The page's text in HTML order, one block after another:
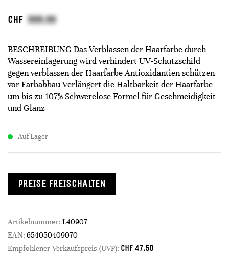
CHF
BESCHREIBUNG Das Verblassen der Haarfarbe durch
Wassereinlagerung wird verhindert UV-Schutzschild
gegen verblassen der Haarfarbe Antioxidantien schützen
vor Farbabbau Verlängert die Haltbarkeit der Haarfarbe
um bis zu 107% Schwerelose Formel für Geschmeidigkeit
und Glanz
Auf Lager
PREISE FREISCHALTEN
Artikelnummer: L40907
EAN: 654050409070
Empfohlener Verkaufspreis (UVP): CHF 47.50